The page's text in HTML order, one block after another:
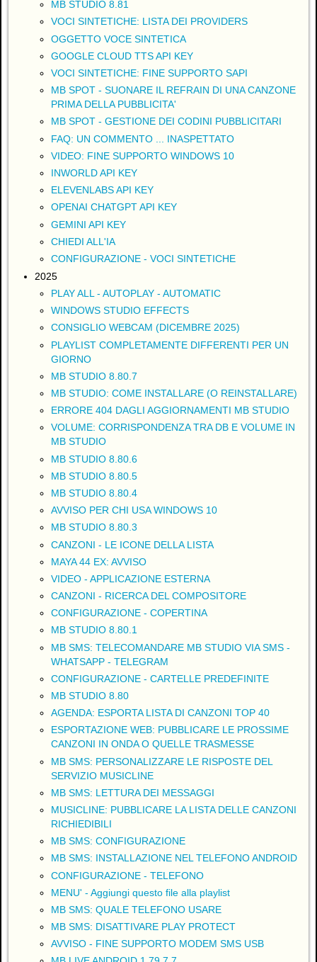
MB STUDIO 8.81
VOCI SINTETICHE: LISTA DEI PROVIDERS
OGGETTO VOCE SINTETICA
GOOGLE CLOUD TTS API KEY
VOCI SINTETICHE: FINE SUPPORTO SAPI
MB SPOT - SUONARE IL REFRAIN DI UNA CANZONE
PRIMA DELLA PUBBLICITA'
MB SPOT - GESTIONE DEI CODINI PUBBLICITARI
FAQ: UN COMMENTO ... INASPETTATO
VIDEO: FINE SUPPORTO WINDOWS 10
INWORLD API KEY
ELEVENLABS API KEY
OPENAI CHATGPT API KEY
GEMINI API KEY
CHIEDI ALL'IA
CONFIGURAZIONE - VOCI SINTETICHE
2025
PLAY ALL - AUTOPLAY - AUTOMATIC
WINDOWS STUDIO EFFECTS
CONSIGLIO WEBCAM (DICEMBRE 2025)
PLAYLIST COMPLETAMENTE DIFFERENTI PER UN
GIORNO
MB STUDIO 8.80.7
MB STUDIO: COME INSTALLARE (O REINSTALLARE)
ERRORE 404 DAGLI AGGIORNAMENTI MB STUDIO
VOLUME: CORRISPONDENZA TRA DB E VOLUME IN
MB STUDIO
MB STUDIO 8.80.6
MB STUDIO 8.80.5
MB STUDIO 8.80.4
AVVISO PER CHI USA WINDOWS 10
MB STUDIO 8.80.3
CANZONI - LE ICONE DELLA LISTA
MAYA 44 EX: AVVISO
VIDEO - APPLICAZIONE ESTERNA
CANZONI - RICERCA DEL COMPOSITORE
CONFIGURAZIONE - COPERTINA
MB STUDIO 8.80.1
MB SMS: TELECOMANDARE MB STUDIO VIA SMS -
WHATSAPP - TELEGRAM
CONFIGURAZIONE - CARTELLE PREDEFINITE
MB STUDIO 8.80
AGENDA: ESPORTA LISTA DI CANZONI TOP 40
ESPORTAZIONE WEB: PUBBLICARE LE PROSSIME
CANZONI IN ONDA O QUELLE TRASMESSE
MB SMS: PERSONALIZZARE LE RISPOSTE DEL
SERVIZIO MUSICLINE
MB SMS: LETTURA DEI MESSAGGI
MUSICLINE: PUBBLICARE LA LISTA DELLE CANZONI
RICHIEDIBILI
MB SMS: CONFIGURAZIONE
MB SMS: INSTALLAZIONE NEL TELEFONO ANDROID
CONFIGURAZIONE - TELEFONO
MENU' - Aggiungi questo file alla playlist
MB SMS: QUALE TELEFONO USARE
MB SMS: DISATTIVARE PLAY PROTECT
AVVISO - FINE SUPPORTO MODEM SMS USB